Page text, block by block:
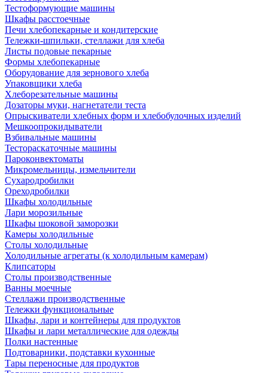
Тестоформующие машины
Шкафы расстоечные
Печи хлебопекарные и кондитерские
Тележки-шпильки, стеллажи для хлеба
Листы подовые пекарные
Формы хлебопекарные
Оборудование для зернового хлеба
Упаковщики хлеба
Хлеборезательные машины
Дозаторы муки, нагнетатели теста
Опрыскиватели хлебных форм и хлебобулочных изделий
Мешкоопрокидыватели
Взбивальные машины
Тестораскаточные машины
Пароконвектоматы
Микромельницы, измельчители
Сухародробилки
Ореходробилки
Шкафы холодильные
Лари морозильные
Шкафы шоковой заморозки
Камеры холодильные
Столы холодильные
Холодильные агрегаты (к холодильным камерам)
Клипсаторы
Столы производственные
Ванны моечные
Стеллажи производственные
Тележки функциональные
Шкафы, лари и контейнеры для продуктов
Шкафы и лари металлические для одежды
Полки настенные
Подтоварники, подставки кухонные
Тары переносные для продуктов